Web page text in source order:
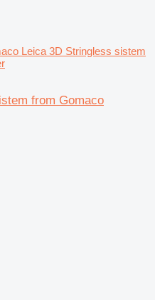
Leica 3D Stringless sistem
from Gomaco